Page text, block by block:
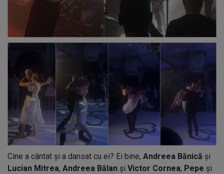
Cine a cântat și a dansat cu ei? Ei bine, Andreea Bănică și
Lucian Mitrea, Andreea Bălan și Victor Cornea, Pepe și